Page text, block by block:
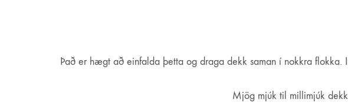
Það er hægt að einfalda þetta og draga dekk saman í nokkra flokka.
Mjög mjúk til millimjúk
Markmiðið er að stuðla að framþróun hjólabretta-greinarinnar á